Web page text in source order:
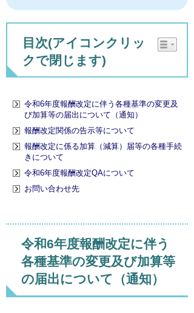
目次(アイコンクリッ
クで閉じます)
令和6年度報酬改定に伴う各種基準の変更及
び加算等の届出について（通知）
報酬改定関係の告示等について
報酬改定に係る加算（減算）届等の各種手続
きについて
令和6年度報酬改定QAについて
お問い合わせ先
令和6年度報酬改定に伴う
各種基準の変更及び加算等
の届出について（通知）